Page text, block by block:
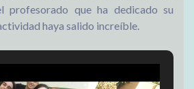
profesorado que ha dedicado su
haya salido increíble.